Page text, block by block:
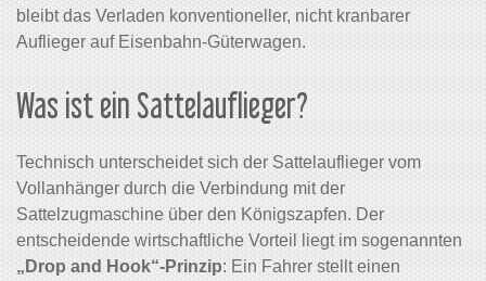
bleibt das Verladen konventioneller, nicht kranbarer
Auflieger auf Eisenbahn-Güterwagen.
Was ist ein Sattelauflieger?
Technisch unterscheidet sich der Sattelauflieger vom
Vollanhänger durch die Verbindung mit der
Sattelzugmaschine über den Königszapfen. Der
entscheidende wirtschaftliche Vorteil liegt im sogenannten
„Drop and Hook“-Prinzip: Ein Fahrer stellt einen